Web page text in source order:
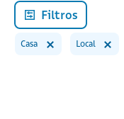
Filtros
Casa Local